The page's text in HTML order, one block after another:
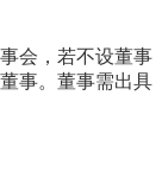
会，若不设董事
事。董事需出具